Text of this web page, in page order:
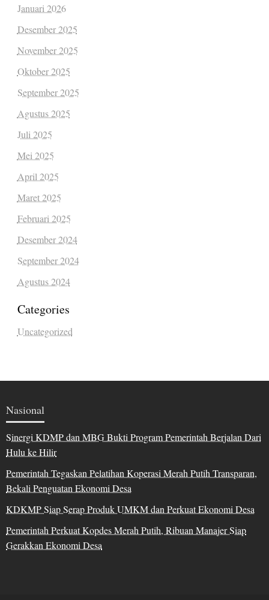
Januari 2026
Desember 2025
November 2025
Oktober 2025
September 2025
Agustus 2025
Juli 2025
Mei 2025
April 2025
Maret 2025
Februari 2025
Desember 2024
September 2024
Agustus 2024
Categories
Uncategorized
Nasional
Sinergi KDMP dan MBG Bukti Program Pemerintah Berjalan Dari
Hulu ke Hilir
Pemerintah Tegaskan Pelatihan Koperasi Merah Putih Transparan,
Bekali Penguatan Ekonomi Desa
KDKMP Siap Serap Produk UMKM dan Perkuat Ekonomi Desa
Pemerintah Perkuat Kopdes Merah Putih, Ribuan Manajer Siap
Gerakkan Ekonomi Desa